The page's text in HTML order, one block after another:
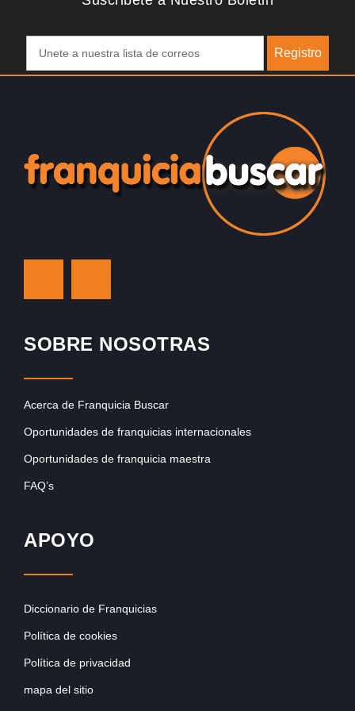
Registro
SOBRE NOSOTRAS
Acerca de Franquicia Buscar
Oportunidades de franquicias internacionales
Oportunidades de franquicia maestra
FAQ’s
APOYO
Diccionario de Franquicias
Política de cookies
Política de privacidad
mapa del sitio